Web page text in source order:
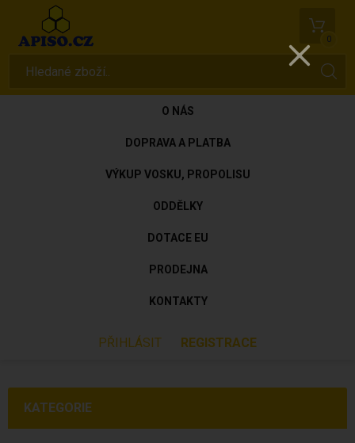
0
O NÁS
DOPRAVA A PLATBA
VÝKUP VOSKU, PROPOLISU
ODDĚLKY
DOTACE EU
PRODEJNA
KONTAKTY
PŘIHLÁSIT REGISTRACE
KATEGORIE